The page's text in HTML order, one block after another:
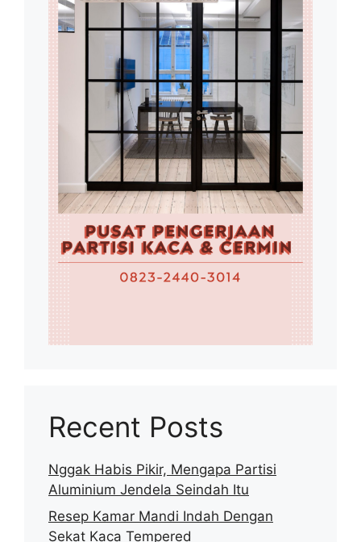
Recent Posts
Nggak Habis Pikir, Mengapa Partisi
Aluminium Jendela Seindah Itu
Resep Kamar Mandi Indah Dengan
Sekat Kaca Tempered